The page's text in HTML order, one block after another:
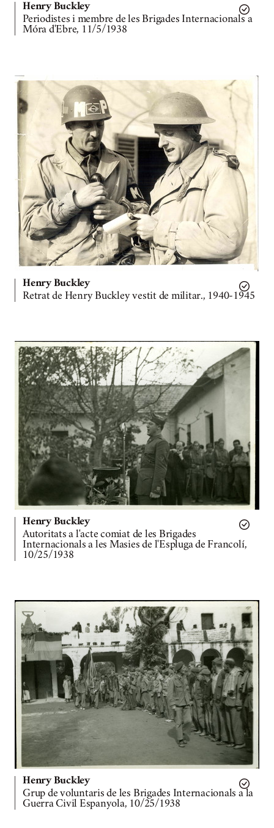
Henry Buckley
Periodistes i membre de les Brigades Internacionals a
Móra d'Ebre, 11/5/1938
Henry Buckley
Retrat de Henry Buckley vestit de militar., 1940-1945
Henry Buckley
Autoritats a l'acte comiat de les Brigades
Internacionals a les Masies de l'Espluga de Francolí,
10/25/1938
Henry Buckley
Grup de voluntaris de les Brigades Internacionals a la
Guerra Civil Espanyola, 10/25/1938